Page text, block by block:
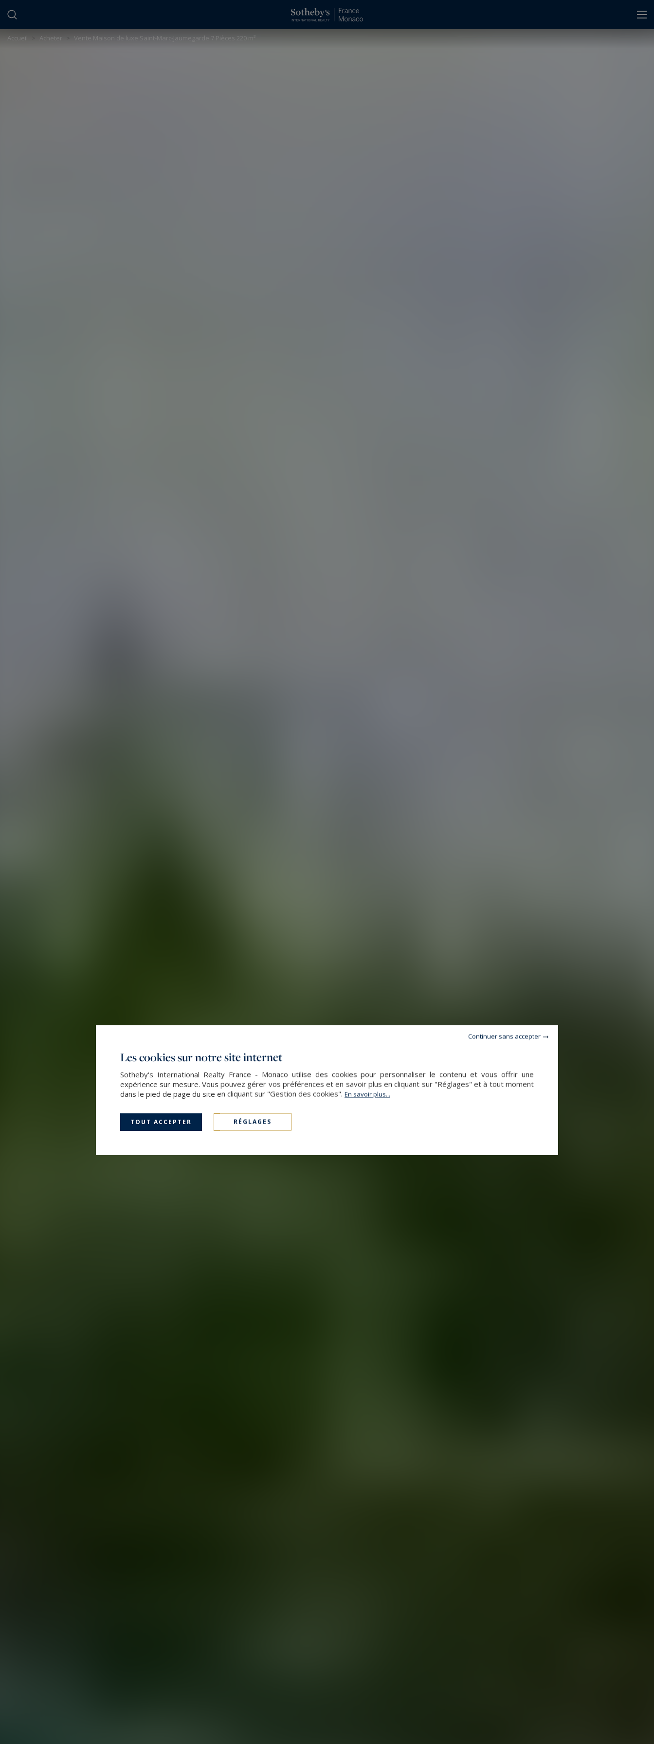
Accueil > Acheter > Vente Maison de luxe Saint-Marc-Jaumegarde 7 Pièces 220 m²
Les cookies sur notre site internet
Sotheby's International Realty France - Monaco utilise des cookies pour personnaliser le contenu et vous offrir une
expérience sur mesure. Vous pouvez gérer vos préférences et en savoir plus en cliquant sur "Réglages" et à tout moment
dans le pied de page du site en cliquant sur "Gestion des cookies". En savoir plus...
TOUT ACCEPTER RÉGLAGES
Continuer sans accepter